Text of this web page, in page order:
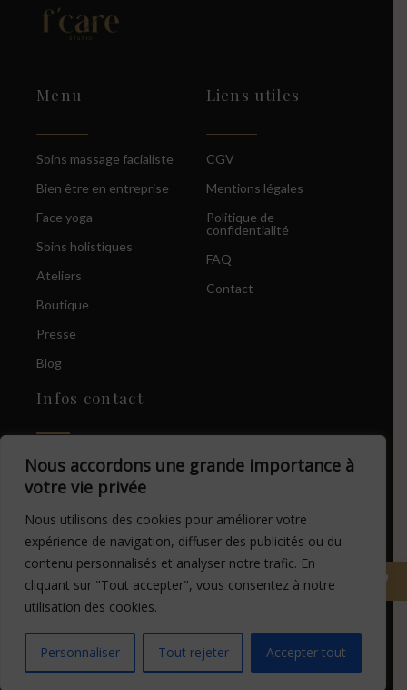
Nous accordons une grande importance à
votre vie privée
Nous utilisons des cookies pour améliorer votre
expérience de navigation, diffuser des publicités ou du
contenu personnalisés et analyser notre trafic. En
cliquant sur "Tout accepter", vous consentez à notre
utilisation des cookies.
Personnaliser Tout rejeter Accepter tout
Menu
Soins massage facialiste
Bien être en entreprise
Face yoga
Soins holistiques
Ateliers
Boutique
Presse
Blog
Liens utiles
CGV
Mentions légales
Politique de
confidentialité
FAQ
Contact
Infos contact
22, rue de Bruxelles L-
8223 Mamer
contact@fcarestudio.com
+352 691 393 401